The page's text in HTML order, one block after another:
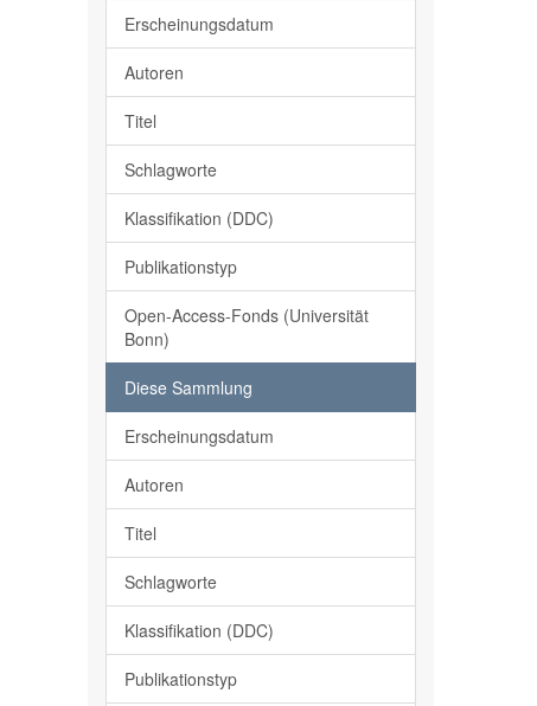
Erscheinungsdatum
Autoren
Titel
Schlagworte
Klassifikation (DDC)
Publikationstyp
Open-Access-Fonds (Universität
Bonn)
Diese Sammlung
Erscheinungsdatum
Autoren
Titel
Schlagworte
Klassifikation (DDC)
Publikationstyp